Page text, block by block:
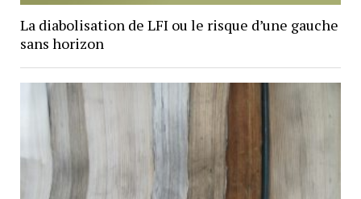
La diabolisation de LFI ou le risque d’une gauche
sans horizon